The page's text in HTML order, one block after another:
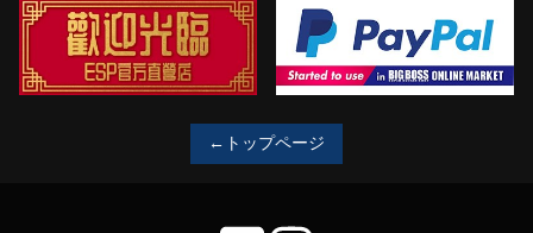
←トップページ